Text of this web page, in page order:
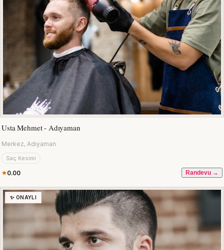
Usta Mehmet - Adıyaman
Merkez, Adıyaman
Saç Kesimi
0.00 Randevu →
✨ ONAYLI